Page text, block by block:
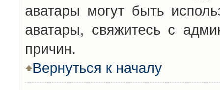
аватары могут быть
аватары, свяжитесь с
причин.
Вернуться к началу